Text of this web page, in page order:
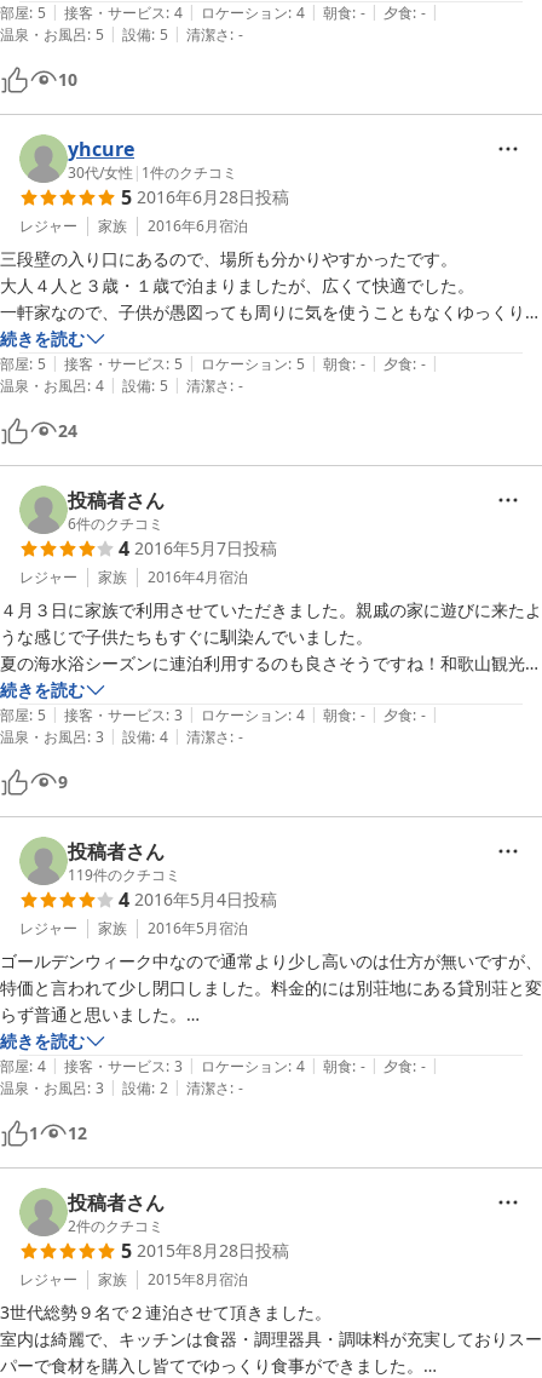
円）で予約受付されていて少し残念です。
部屋: 5 | 接客・サービス: 4 | ロケーション: 4 | 朝食: - | 夕食: - |
温泉・お風呂: 5 | 設備: 5 | 清潔さ: -
10
yhcure
30代/女性 | 1件のクチコミ
5 2016年6月28日投稿
レジャー 家族 2016年6月宿泊
三段壁の入り口にあるので、場所も分かりやすかったです。
大人４人と３歳・１歳で泊まりましたが、広くて快適でした。
一軒家なので、子供が愚図っても周りに気を使うこともなくゆっくりす
ごせました。
お風呂も足を伸ばせるしし、子供たちはアヒルのおもちゃに喜んでいま
した。
夕飯も好きなものを作れるし、調味料や器具も揃っているので我が家に
居てる気分です。洗濯機も洗剤も物干しもあるので、助かりました。
お布団もぺったんこではなく、体が痛くなるような事もないです。
これで一人３０００円はありがたかったです。
ソフトクリームも美味しいので、オススメです！
また泊まりに行こうと思います。ありがとうございました。
続きを読む
部屋: 5 | 接客・サービス: 5 | ロケーション: 5 | 朝食: - | 夕食: - |
温泉・お風呂: 4 | 設備: 5 | 清潔さ: -
24
投稿者さん
6件のクチコミ
4 2016年5月7日投稿
レジャー 家族 2016年4月宿泊
４月３日に家族で利用させていただきました。親戚の家に遊びに来たよ
うな感じで子供たちもすぐに馴染んでいました。
夏の海水浴シーズンに連泊利用するのも良さそうですね！和歌山観光の
際はまた利用させていただきたいです。ありがとうございました。
続きを読む
部屋: 5 | 接客・サービス: 3 | ロケーション: 4 | 朝食: - | 夕食: - |
温泉・お風呂: 3 | 設備: 4 | 清潔さ: -
9
投稿者さん
119件のクチコミ
4 2016年5月4日投稿
レジャー 家族 2016年5月宿泊
ゴールデンウィーク中なので通常より少し高いのは仕方が無いですが、
特価と言われて少し閉口しました。料金的には別荘地にある貸別荘と変
らず普通と思いました。
アメニティが全く無いところも貸別荘と同じです。
ソフトクリームやクレープのお店が経営しており、お店の看板を目印に
探すとわかりやすいと思います。三段壁に向かう通路の入口にありまし
た。
食器はたくさんあり、どれを使おうか迷うほどでした。
インターネットは無線LANルーターの調子が悪く時々回線が途切れま
す。ルータをリセットすると暫く使えますが時間とともに途切れます。
洗面所・洗濯場など所々加齢臭がする場所があります。その場所には長
くいられません。
ただ、オーナーが気さくな方なので不便があれば相談にのってくれそう
でした。
白浜の海水浴場や温泉からは少し離れた場所にあり、車でないと移動が
不便ですが駐車場もあるのでまた利用したいと思います。
続きを読む
部屋: 4 | 接客・サービス: 3 | ロケーション: 4 | 朝食: - | 夕食: - |
温泉・お風呂: 3 | 設備: 2 | 清潔さ: -
1 12
投稿者さん
2件のクチコミ
5 2015年8月28日投稿
レジャー 家族 2015年8月宿泊
3世代総勢９名で２連泊させて頂きました。
室内は綺麗で、キッチンは食器・調理器具・調味料が充実しておりスー
パーで食材を購入し皆てでゆっくり食事ができました。